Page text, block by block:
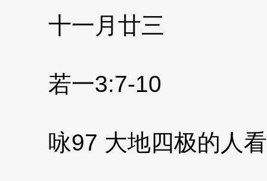
十一月廿三
若一3:7-10
咏97 大地四极的人